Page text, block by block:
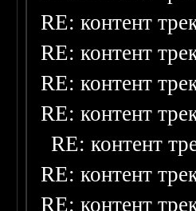
RE: контент
RE: контент
RE: контент
RE: контент
RE: контент
RE: контент
RE: контент